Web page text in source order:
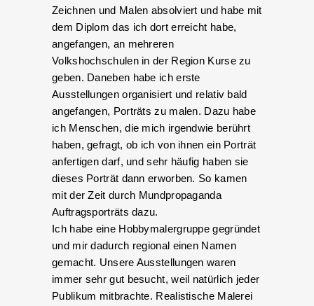
Zeichnen und Malen absolviert und habe mit
dem Diplom das ich dort erreicht habe,
angefangen, an mehreren
Volkshochschulen in der Region Kurse zu
geben. Daneben habe ich erste
Ausstellungen organisiert und relativ bald
angefangen, Porträts zu malen. Dazu habe
ich Menschen, die mich irgendwie berührt
haben, gefragt, ob ich von ihnen ein Porträt
anfertigen darf, und sehr häufig haben sie
dieses Porträt dann erworben. So kamen
mit der Zeit durch Mundpropaganda
Auftragsporträts dazu.
Ich habe eine Hobbymalergruppe gegründet
und mir dadurch regional einen Namen
gemacht. Unsere Ausstellungen waren
immer sehr gut besucht, weil natürlich jeder
Publikum mitbrachte. Realistische Malerei